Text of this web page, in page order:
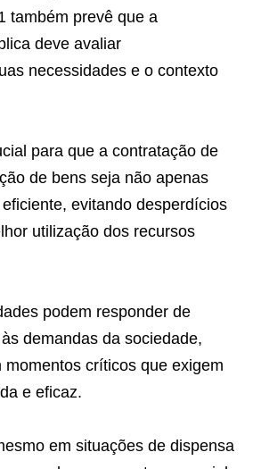
também prevê que a
deve avaliar
necessidades e o contexto
para que a contratação de
de bens seja não apenas
evitando desperdícios
utilização dos recursos
podem responder de
demandas da sociedade,
momentos críticos que exigem
e eficaz.
em situações de dispensa